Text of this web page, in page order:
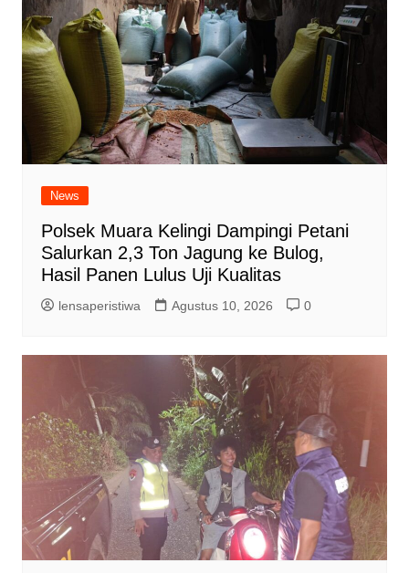
News
Polsek Muara Kelingi Dampingi Petani
Salurkan 2,3 Ton Jagung ke Bulog,
Hasil Panen Lulus Uji Kualitas
lensaperistiwa Agustus 10, 2026 0